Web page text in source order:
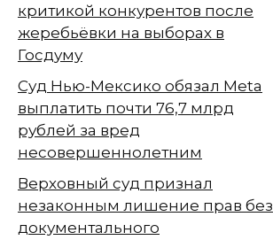
критикой конкурентов после
жеребьёвки на выборах в
Госдуму
Суд Нью-Мексико обязал Meta
выплатить почти 76,7 млрд
рублей за вред
несовершеннолетним
Верховный суд признал
незаконным лишение прав без
документального